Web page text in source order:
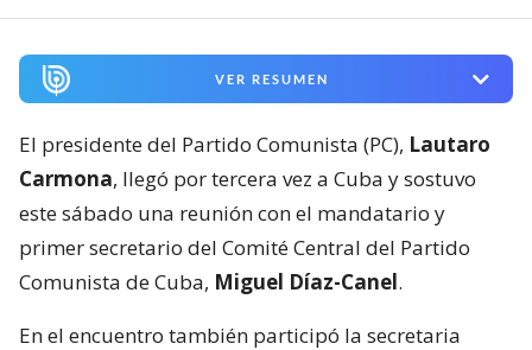
VER RESUMEN
El presidente del Partido Comunista (PC), Lautaro
Carmona, llegó por tercera vez a Cuba y sostuvo
este sábado una reunión con el mandatario y
primer secretario del Comité Central del Partido
Comunista de Cuba, Miguel Díaz-Canel.
En el encuentro también participó la secretaria